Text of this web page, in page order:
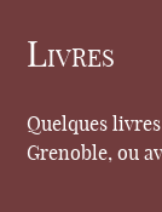
Livres
Quelques
Grenoble, ou